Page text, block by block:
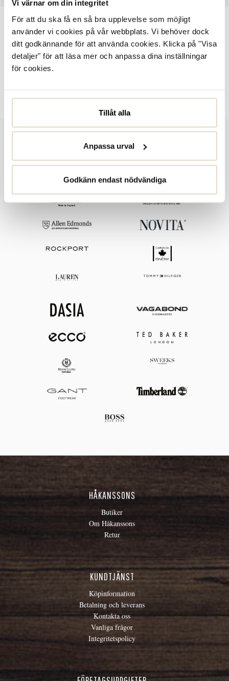
Vi värnar om din integritet
För att du ska få en så bra upplevelse som möjligt
använder vi cookies på vår webbplats. Vi behöver dock
ditt godkännande för att använda cookies. Klicka på "Visa
detaljer" för att läsa mer och anpassa dina inställningar
för cookies.
Tillåt alla
Anpassa urval
Godkänn endast nödvändiga
Artikelnummer: 2161876
Neilos från Zeus. Sandaler med remmar i brunt skinn och en
mörkblå textil med snygga detaljer. Innersula i mocka och vit
yttersula i gummi som är svagt kilformad för bekvämare skor. Zeus
HÅKANSSONS
Butiker
Om Håkanssons
Retur
KUNDTJÄNST
Köpinformation
Betalning och leverans
Kontakta oss
Vanliga frågor
Integritetspolicy